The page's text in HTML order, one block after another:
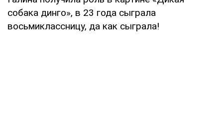
собака динго», в 23 года сыграла
восьмиклассницу, да как сыграла!